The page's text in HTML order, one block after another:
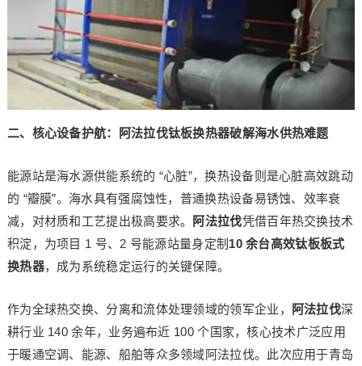
二、核心设备护航：阿法拉伐钛板换热器破解海水供热难题
能源站是海水源供能系统的 “心脏”，换热设备则是心脏高效跳动
的 “瓣膜”。海水具有强腐蚀性，普通换热设备易锈蚀、效率衰
减，对材质和工艺提出极高要求。 阿法拉伐凭借百年热交换技术
积淀，为项目 1 号、2 号能源站量身定制 10 余台高效钛板板式
换热器，成为系统稳定运行的关键保障。
作为全球热交换、分离和流体处理领域的领军企业， 阿法拉伐深
耕行业 140 余年，业务遍布近 100 个国家，核心技术广泛应用
于暖通空调、能源、船舶等众多领域阿法拉伐。此次应用于青岛